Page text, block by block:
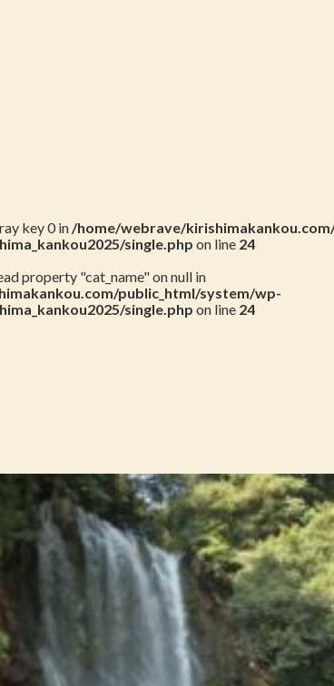
key 0 in/home/webrave/
single.php on line 24
property "cat_name" on null in
public_html/system/wp-
single.php on line 24